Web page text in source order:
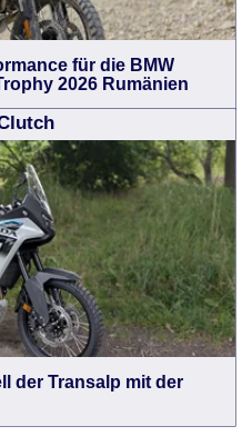
für die BMW
2026 Rumänien
der Transalp mit der